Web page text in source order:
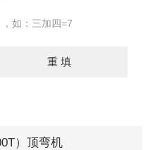
如：三加四=7
）顶弯机